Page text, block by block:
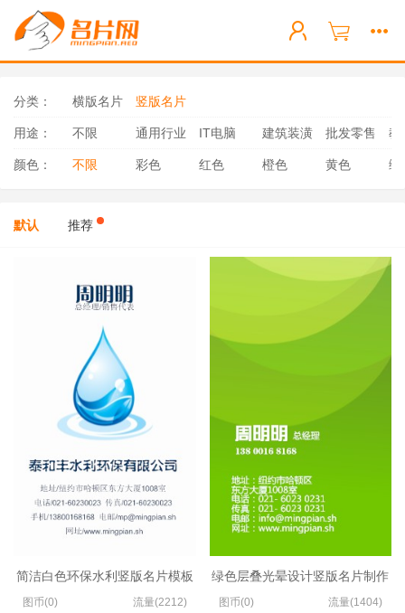
分类： 横版名片 竖版名片
用途： 不限 通用行业 IT电脑 建筑装潢 批发零售 教
颜色： 不限 彩色 红色 橙色 黄色 绿
默认 推荐
简洁白色环保水利竖版名片模板
图币(0) 流量(2212)
绿色层叠光晕设计竖版名片制作
图币(0) 流量(1404)